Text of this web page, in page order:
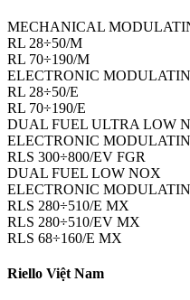
MECHANICAL
RL 28÷50/M
RL 70÷190/M
ELECTRONIC
RL 28÷50/E
RL 70÷190/E
DUAL FUEL ULTRA LOW
ELECTRONIC
RLS 300÷800/EV FGR
DUAL FUEL LOW NOX
ELECTRONIC
RLS 280÷510/E MX
RLS 280÷510/EV MX
RLS 68÷160/E MX
Riello Việt Nam